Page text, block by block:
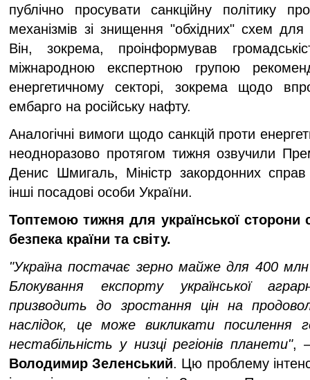
публічно просувати санкційну політику
механізмів зі знищення "обхідних" схем для
Він, зокрема, проінформував
міжнародною експертною групою
енергетичному секторі, зокрема щодо
ембарго на російську нафту.
Аналогічні вимоги щодо санкцій проти
неодноразово протягом тижня озвучили
Денис Шмигаль, Міністр закордонних
інші посадові особи України.
Топтемою тижня для української сторони
безпека країни та світу.
"Україна постачає зерно майже для 400
Блокування експорту української
призводить до зростання цін на
наслідок, це може викликати посилення
нестабільність у низці регіонів планети",
Володимир Зеленський. Цю проблему